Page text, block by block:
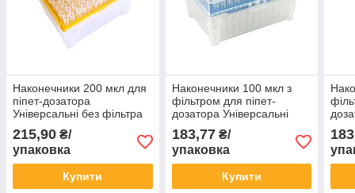
Наконечники 200 мкл для
піпет-дозатора
Універсальні без фільтра
стерильні без ДНКаз
РНКаз (96 шт в штативі)
215,90 ₴/
упаковка
Купити
Наконечники 100 мкл з
фільтром для піпет-
дозатора Універсальні
стерильні без ДНКаз
РНКаз (96 шт в штативі)
183,77₴/
упаковка
Купити